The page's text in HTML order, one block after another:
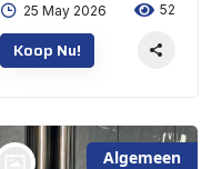
25 May 2026 52
Koop Nu!
Algemeen